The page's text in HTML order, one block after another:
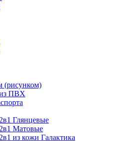
(рисунком)
ПВХ
Глянцевые
Матовые
из кожи Галактика